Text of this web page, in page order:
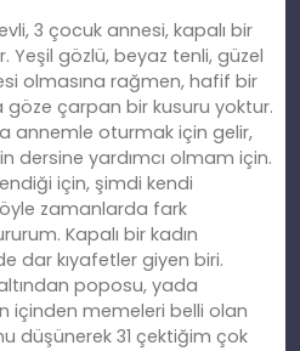
3 çocuk annesi, kapalı bir
Yeşil gözlü, beyaz tenli, güzel
olmasına rağmen, hafif bir
göze çarpan bir kusuru yoktur.
annemle oturmak için gelir,
dersine yardımcı olmam için.
için, şimdi kendi
zamanlarda fark
Kapalı bir kadın
dar kıyafetler giyen biri.
poposu, yada
içinden memeleri belli olan
düşünerek 31 çektiğim çok